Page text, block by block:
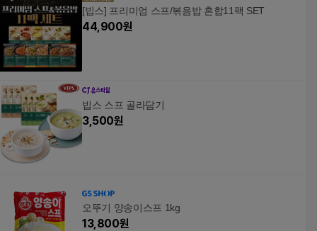
[빕스] 프리미엄 스프/볶음밥 혼합11팩 SET
44,900원
빕스 스프 골라담기
3,500원
오뚜기 양송이스프 1kg
13,800원